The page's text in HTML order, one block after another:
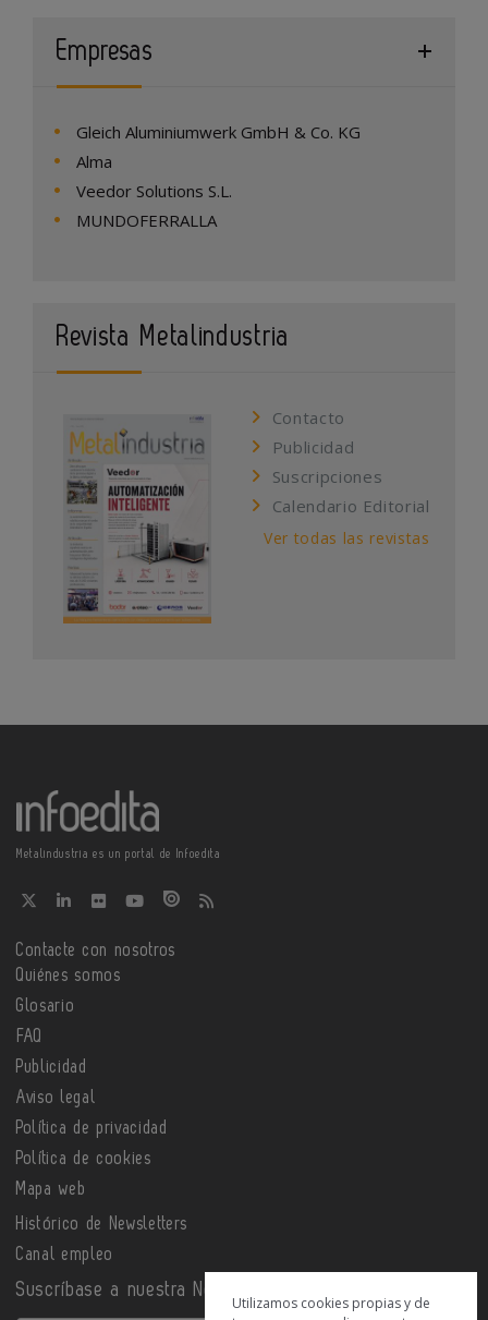
Empresas
Gleich Aluminiumwerk GmbH & Co. KG
Alma
Veedor Solutions S.L.
MUNDOFERRALLA
Revista Metalindustria
Contacto
Publicidad
Suscripciones
Calendario Editorial
Ver todas las revistas
Metalindustria es un portal de Infoedita
Contacte con nosotros
Quiénes somos
Glosario
FAQ
Publicidad
Aviso legal
Política de privacidad
Política de cookies
Mapa web
Histórico de Newsletters
Canal empleo
Suscríbase a nuestra Newsletter
Utilizamos cookies propias y de